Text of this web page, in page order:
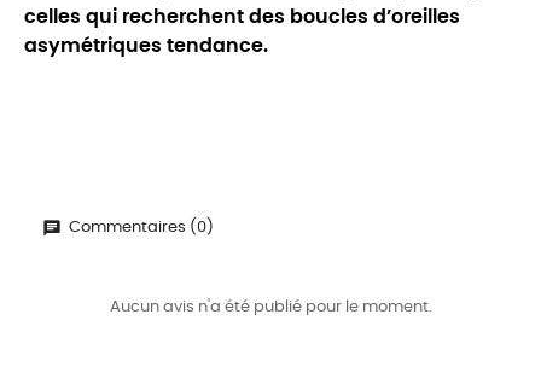
celles qui recherchent des boucles d’oreilles
asymétriques tendance.
Commentaires (0)
Aucun avis n'a été publié pour le moment.